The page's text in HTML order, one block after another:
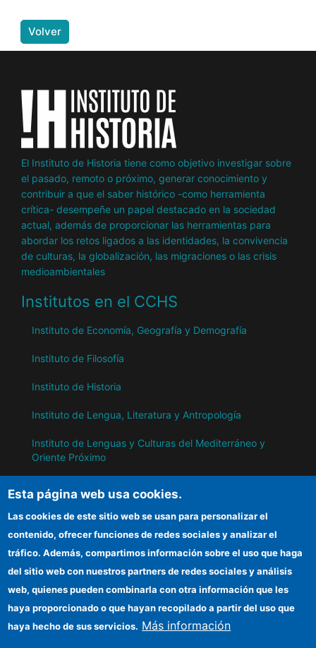
Volver
El Instituto de Historia tiene como objetivo investigar sobre
el pasado, remoto o próximo, generar conocimiento y
contribuir a que el saber histórico -como herramienta
crítica- desempeñe un papel destacado en la sociedad
actual, además de proporcionar las herramientas para
abordar los retos ligados a las identidades, la convivencia
de culturas, la globalización, las migraciones o las crisis
medioambientales
Institutos en el CCHS
Instituto de Economía, Geografía y Demografía
Instituto de Filosofía
Instituto de Historia
Instituto de Lengua, Literatura y Antropología
Instituto de Lenguas y Culturas del Mediterráneo y
Oriente Próximo
IH
Información para proveedores
Organismos financiadores
Esta página web usa cookies.
Las cookies de este sitio web se usan para personalizar el
contenido, ofrecer funciones de redes sociales y analizar el
tráfico. Además, compartimos información sobre el uso que haga
del sitio web con nuestros partners de redes sociales y análisis
web, quienes pueden combinarla con otra información que les
haya proporcionado o que hayan recopilado a partir del uso que
haya hecho de sus servicios. Más información